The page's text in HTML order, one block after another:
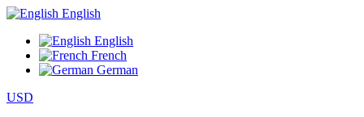
English
English
French
German
USD